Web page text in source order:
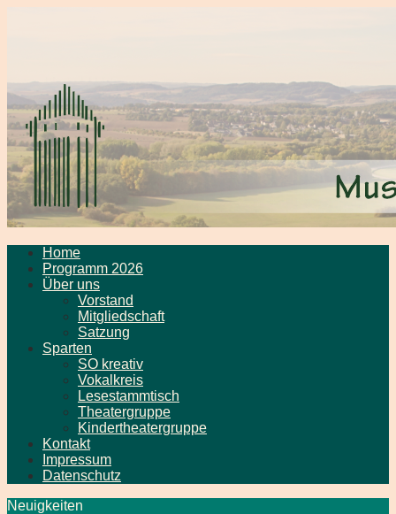
Home
Programm 2026
Über uns
Vorstand
Mitgliedschaft
Satzung
Sparten
SO kreativ
Vokalkreis
Lesestammtisch
Theatergruppe
Kindertheatergruppe
Kontakt
Impressum
Datenschutz
Neuigkeiten